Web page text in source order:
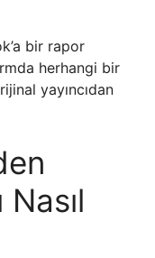
bir rapor
herhangi bir
yayıncıdan